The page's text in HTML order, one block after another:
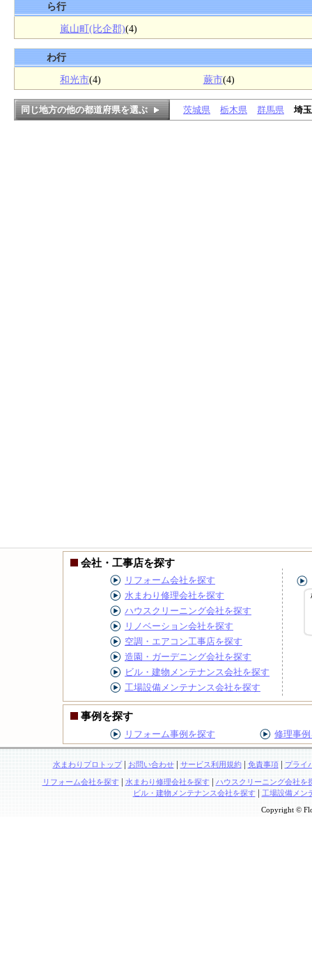
ら行
嵐山町(比企郡)(4)
わ行
和光市(4) 蕨市(4)
同じ地方の他の都道府県を選ぶ 茨城県 栃木県 群馬県 埼
会社・工事店を探す
リフォーム会社を探す
水まわり修理会社を探す
ハウスクリーニング会社を探す
リノベーション会社を探す
空調・エアコン工事店を探す
造園・ガーデニング会社を探す
ビル・建物メンテナンス会社を探す
工場設備メンテナンス会社を探す
事例を探す
リフォーム事例を探す 修理事
水まわりプロトップ| お問い合わせ| サービス利用規約| 免責事項| プライ
リフォーム会社を探す | 水まわり修理会社を探す | ハウスクリーニング会社を
ビル・建物メンテナンス会社を探す| 工場設備メン
Copyright ©